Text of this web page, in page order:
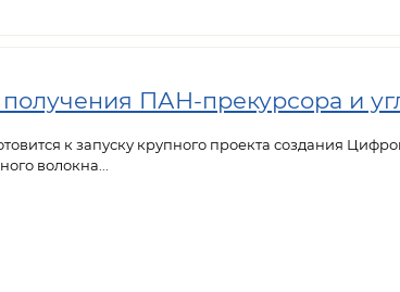
ПАН-прекурсора и
к запуску крупного проекта создания
волокна...